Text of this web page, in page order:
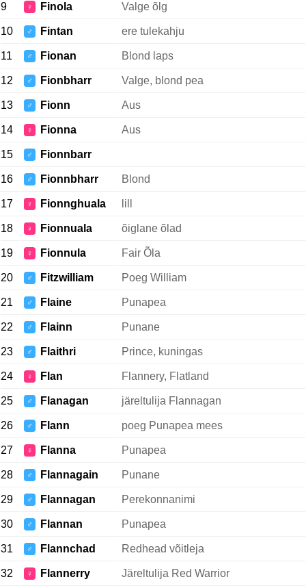
9 ♀ Finola Valge õlg
10 ♂ Fintan ere tulekahju
11 ♂ Fionan Blond laps
12 ♂ Fionbharr Valge, blond pea
13 ♂ Fionn Aus
14 ♀ Fionna Aus
15 ♂ Fionnbarr
16 ♂ Fionnbharr Blond
17 ♀ Fionnghuala lill
18 ♀ Fionnuala õiglane õlad
19 ♀ Fionnula Fair Õla
20 ♂ Fitzwilliam Poeg William
21 ♂ Flaine Punapea
22 ♂ Flainn Punane
23 ♂ Flaithri Prince, kuningas
24 ♀ Flan Flannery, Flatland
25 ♂ Flanagan järeltulija Flannagan
26 ♂ Flann poeg Punapea mees
27 ♀ Flanna Punapea
28 ♂ Flannagain Punane
29 ♂ Flannagan Perekonnanimi
30 ♂ Flannan Punapea
31 ♂ Flannchad Redhead võitleja
32 ♀ Flannerry Järeltulija Red Warrior